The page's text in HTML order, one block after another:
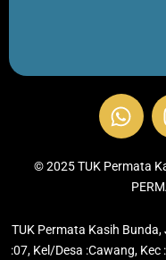
W
h
t
p
© 2025 TUK Permata
TUK Permata Kasih Bunda,
:07, Kel/Desa :Cawang,